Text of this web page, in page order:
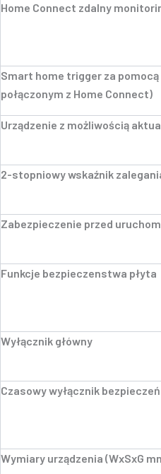
Home Connect zdalny
Smart home trigger za
połączonym z Home Connect)
Urządzenie z możliwością
2-stopniowy wskaźnik
Zabezpieczenie przed
Funkcje bezpieczenstwa płyta
Wyłącznik główny
Czasowy wyłącznik
Wymiary urządzenia (WxSxG